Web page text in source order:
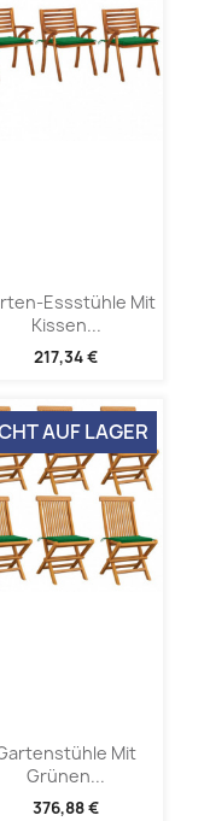
Essstühle Mit
Kissen...
217,34 €
Mit
Grünen...
376,88 €
AUF LAGER